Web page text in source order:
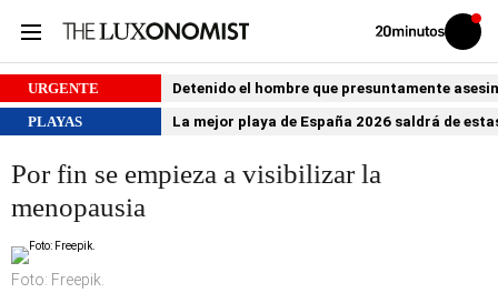
Volver
Iniciar
sesión
URGENTE
Detenido el hombre que presuntamente
PLAYAS
La mejor playa de España 2026 saldrá de
Por fin se empieza a visibilizar la
menopausia
Foto: Freepik.